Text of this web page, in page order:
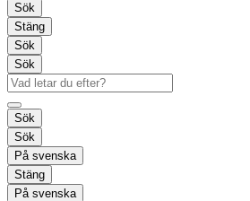
Sök
Stäng
Sök
Sök
Sök
Sök
På svenska
Stäng
På svenska